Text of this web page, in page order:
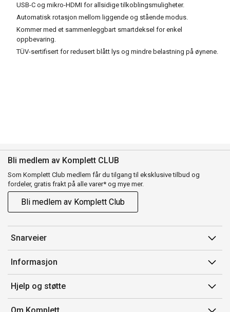
USB-C og mikro-HDMI for allsidige tilkoblingsmuligheter.
Automatisk rotasjon mellom liggende og stående modus.
Kommer med et sammenleggbart smartdeksel for enkel
oppbevaring.
TÜV-sertifisert for redusert blått lys og mindre belastning på øynene.
Bli medlem av Komplett CLUB
Som Komplett Club medlem får du tilgang til eksklusive tilbud og
fordeler, gratis frakt på alle varer* og mye mer.
Bli medlem av Komplett Club
Snarveier
Min side
Ordreoversikt
Flex
Komplett Club
Informasjon
Salgsbetingelser
Medlemsvilkår for Komplett Club
Hjelp og støtte
Kontakt oss